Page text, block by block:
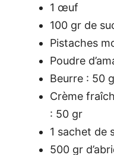
1 œuf
100 gr de
Pistaches
Poudre
Beurre : 50
Crème
: 50 gr
1 sachet de
500 gr